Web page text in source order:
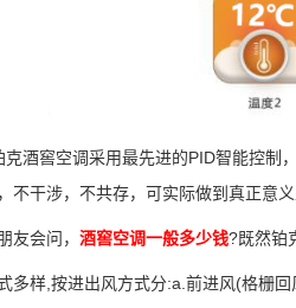
窖空调采用最先进的PID智能控制
不干涉，不共存，可实际做到真正意
会问， 酒窖空调一般多少钱?既然铂
样,按进出风方式分:a.前进风(格栅回